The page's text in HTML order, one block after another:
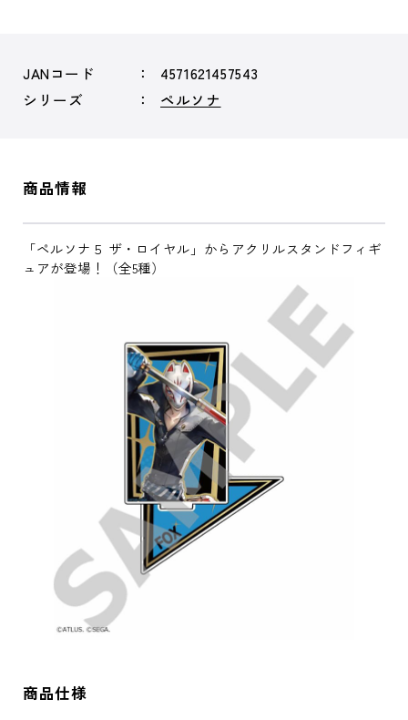
JANコード
4571621457543
シリーズ
ペルソナ
商品情報
「ペルソナ５ ザ・ロイヤル」からアクリルスタンドフィギ
ュアが登場！（全5種）
商品仕様